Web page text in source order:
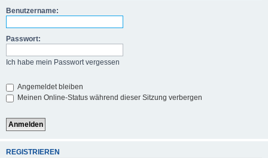
Benutzername:
Passwort:
Ich habe mein Passwort vergessen
Angemeldet bleiben
Meinen Online-Status während dieser Sitzung verbergen
REGISTRIEREN